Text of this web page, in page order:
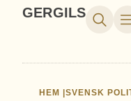
GERGILS
HEM |SVENSK